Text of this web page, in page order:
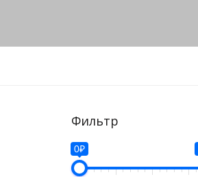
Фильтр
0₽